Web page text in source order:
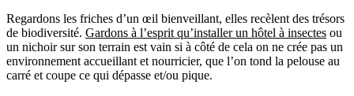
Regardons les friches d’un œil bienveillant, elles recèlent des trésors
de biodiversité. Gardons à l’esprit qu’installer un hôtel à insectes ou
un nichoir sur son terrain est vain si à côté de cela on ne crée pas un
environnement accueillant et nourricier, que l’on tond la pelouse au
carré et coupe ce qui dépasse et/ou pique.